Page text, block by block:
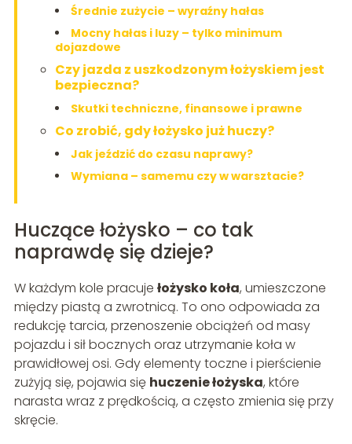
Średnie zużycie – wyraźny hałas
Mocny hałas i luzy – tylko minimum
dojazdowe
Czy jazda z uszkodzonym łożyskiem jest
bezpieczna?
Skutki techniczne, finansowe i prawne
Co zrobić, gdy łożysko już huczy?
Jak jeździć do czasu naprawy?
Wymiana – samemu czy w warsztacie?
Huczące łożysko – co tak
naprawdę się dzieje?
W każdym kole pracuje łożysko koła, umieszczone
między piastą a zwrotnicą. To ono odpowiada za
redukcję tarcia, przenoszenie obciążeń od masy
pojazdu i sił bocznych oraz utrzymanie koła w
prawidłowej osi. Gdy elementy toczne i pierścienie
zużyją się, pojawia się huczenie łożyska, które
narasta wraz z prędkością, a często zmienia się przy
skręcie.